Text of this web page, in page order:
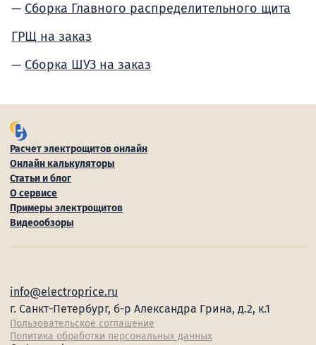
Сборка Главного распределительного щита
ГРЩ на заказ
Сборка ШУЗ на заказ
Расчет электрощитов онлайн
Онлайн калькуляторы
Статьи и блог
О сервисе
Примеры электрощитов
Видеообзоры
info@electroprice.ru
г. Санкт-Петербург, б-р Александра Грина, д.2, к.1
Пользовательское соглашение
Политика обработки персональных данных